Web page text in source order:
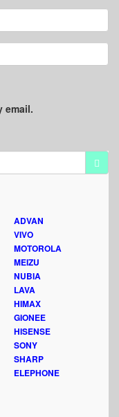
email.
ADVAN
VIVO
MOTOROLA
MEIZU
NUBIA
LAVA
HIMAX
GIONEE
HISENSE
SONY
SHARP
ELEPHONE